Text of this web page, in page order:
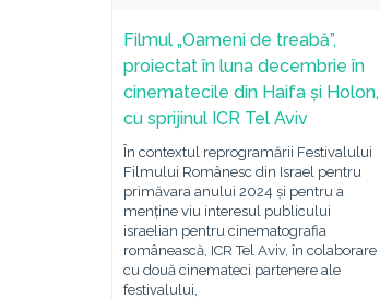
Filmul „Oameni de treabă”,
proiectat în luna decembrie în
cinematecile din Haifa și Holon,
cu sprijinul ICR Tel Aviv
În contextul reprogramării Festivalului
Filmului Românesc din Israel pentru
primăvara anului 2024 și pentru a
menține viu interesul publicului
israelian pentru cinematografia
românească, ICR Tel Aviv, în colaborare
cu două cinemateci partenere ale
festivalului,